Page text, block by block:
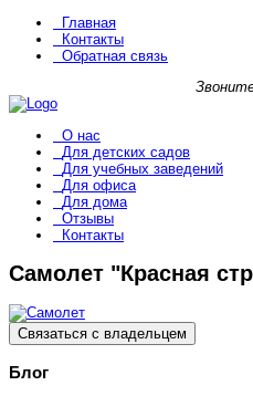
Главная
Контакты
Обратная связь
О нас
Для детских садов
Для учебных заведений
Для офиса
Для дома
Отзывы
Контакты
Самолет "Красная
Связаться с владельцем
Блог